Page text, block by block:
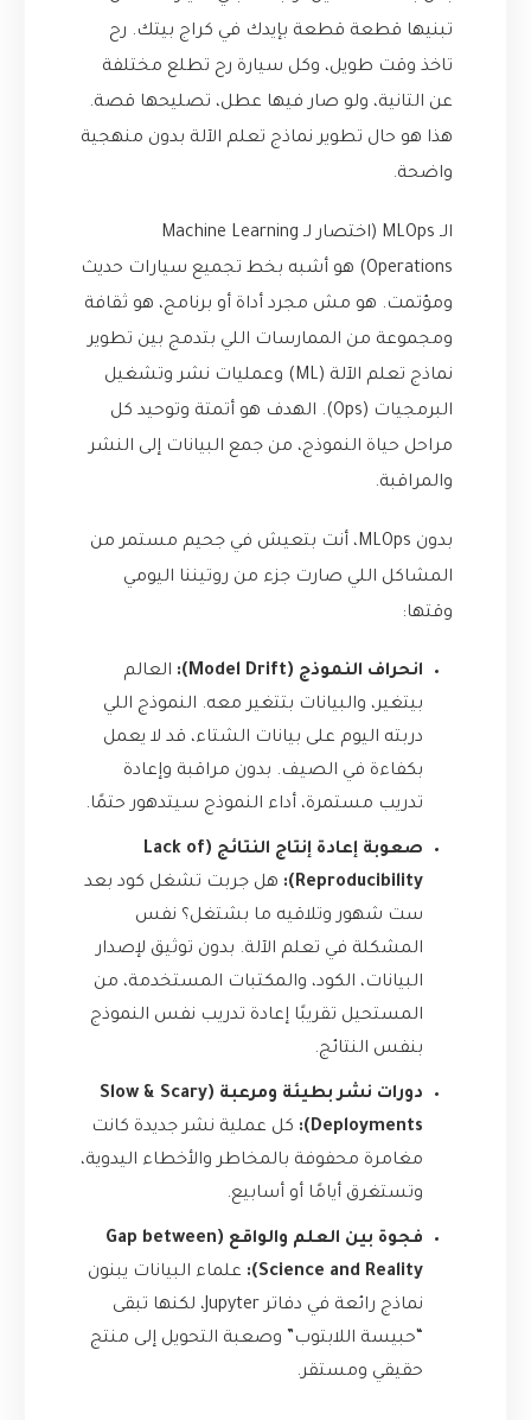
تبنيها قطعة قطعة بإيدك في كراج بيتك. رح
تاخذ وقت طويل، وكل سيارة رح تطلع مختلفة
عن التانية، ولو صار فيها عطل، تصليحها قصة.
هذا هو حال تطوير نماذج تعلم الآلة بدون منهجية
واضحة.
الـ MLOps (اختصار لـ Machine Learning
Operations) هو أشبه بخط تجميع سيارات حديث
ومؤتمت. هو مش مجرد أداة أو برنامج، هو ثقافة
ومجموعة من الممارسات اللي بتدمج بين تطوير
نماذج تعلم الآلة (ML) وعمليات نشر وتشغيل
البرمجيات (Ops). الهدف هو أتمتة وتوحيد كل
مراحل حياة النموذج، من جمع البيانات إلى النشر
والمراقبة.
بدون MLOps، أنت بتعيش في جحيم مستمر من
المشاكل اللي صارت جزء من روتيننا اليومي
وقتها:
انحراف النموذج (Model Drift):
العالم
بيتغير، والبيانات بتتغير معه. النموذج اللي
دربته اليوم على بيانات الشتاء، قد لا يعمل
بكفاءة في الصيف. بدون مراقبة وإعادة
تدريب مستمرة، أداء النموذج سيتدهور حتمًا.
صعوبة إعادة إنتاج النتائج (Lack of
Reproducibility):
هل جربت تشغل كود بعد
ست شهور وتلاقيه ما بشتغل؟ نفس
المشكلة في تعلم الآلة. بدون توثيق لإصدار
البيانات، الكود، والمكتبات المستخدمة، من
المستحيل تقريبًا إعادة تدريب نفس النموذج
بنفس النتائج.
دورات نشر بطيئة ومرعبة (Slow & Scary
Deployments):
كل عملية نشر جديدة كانت
مغامرة محفوفة بالمخاطر والأخطاء اليدوية،
وتستغرق أيامًا أو أسابيع.
فجوة بين العلم والواقع (Gap between
Science and Reality):
علماء البيانات يبنون
نماذج رائعة في دفاتر Jupyter، لكنها تبقى
“حبيسة اللابتوب” وصعبة التحويل إلى منتج
حقيقي ومستقر.